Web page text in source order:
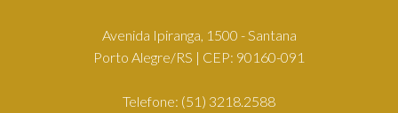
Avenida Ipiranga, 1500 - Santana
Porto Alegre/RS | CEP: 90160-091
Telefone: (51) 3218.2588